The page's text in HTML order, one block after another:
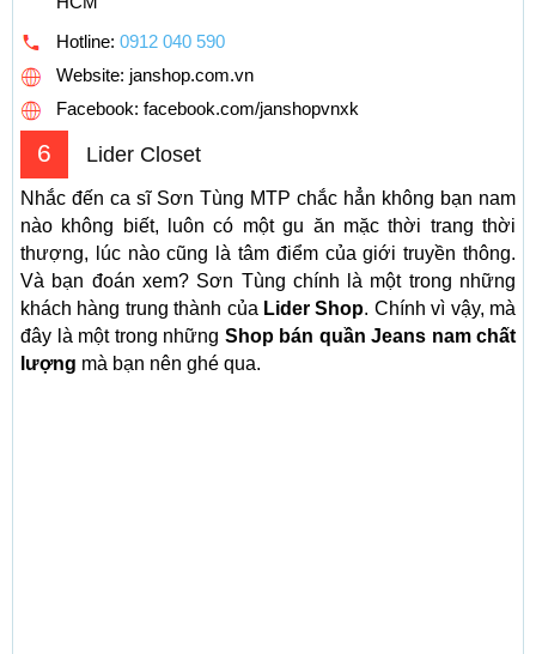
Hotline: 0912 040 590
Website: janshop.com.vn
Facebook: facebook.com/janshopvnxk
6 Lider Closet
Nhắc đến ca sĩ Sơn Tùng MTP chắc hẳn không bạn nam
nào không biết, luôn có một gu ăn mặc thời trang thời
thượng, lúc nào cũng là tâm điểm của giới truyền thông.
Và bạn đoán xem? Sơn Tùng chính là một trong những
khách hàng trung thành của Lider Shop. Chính vì vậy, mà
đây là một trong những Shop bán quần Jeans nam chất
lượng mà bạn nên ghé qua.